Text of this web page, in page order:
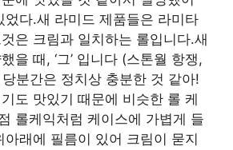
었다.새 라미드 제품들은 라미타
은 크림과 일치하는 롤입니다.새
을 때, ‘그’ 입니다 (스톤월 항쟁,
분간은 정치상 충분한 것 같아!
도 맛있기 때문에 비슷한 롤 케
롤케익처럼 케이스에 가볍게 들
아래에 필름이 있어 크림이 묻지